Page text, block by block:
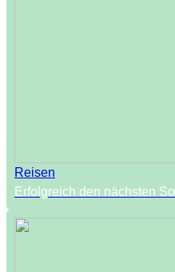
Reisen
Erfolgreich den nächsten